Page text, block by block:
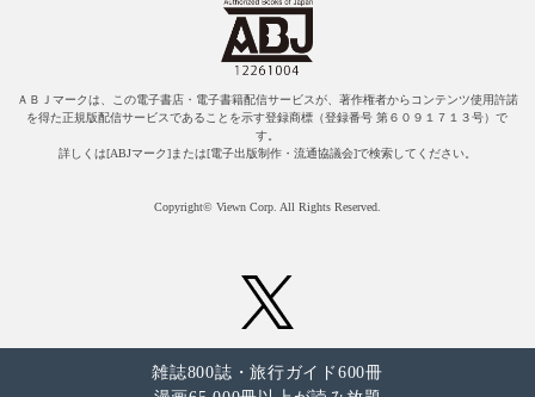
ＡＢＪマークは、この電子書店・電子書籍配信サービスが、著作権者からコンテンツ使用許諾
を得た正規版配信サービスであることを示す登録商標（登録番号 第６０９１７１３号）で
す。
詳しくは[ABJマーク]または[電子出版制作・流通協議会]で検索してください。
Copyright© Viewn Corp. All Rights Reserved.
雑誌800誌・旅行ガイド600冊